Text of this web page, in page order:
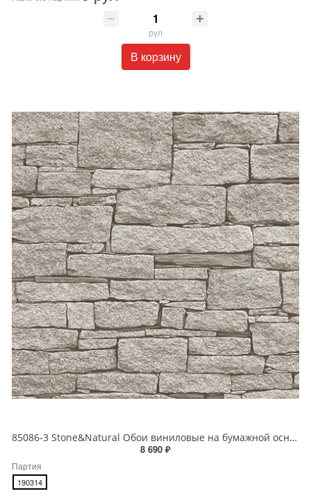
рул
В корзину
85086-3 Stone&Natural Обои виниловые на бумажной основе 1.06*15.5
8 690 ₽
Партия
190314